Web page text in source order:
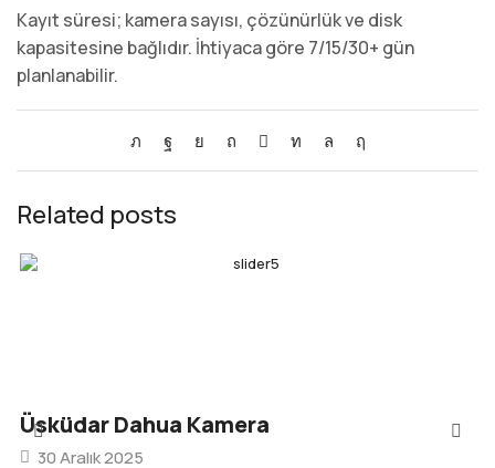
Kayıt süresi; kamera sayısı, çözünürlük ve disk
kapasitesine bağlıdır. İhtiyaca göre 7/15/30+ gün
planlanabilir.
Related posts
Üsküdar Dahua Kamera
30 Aralık 2025